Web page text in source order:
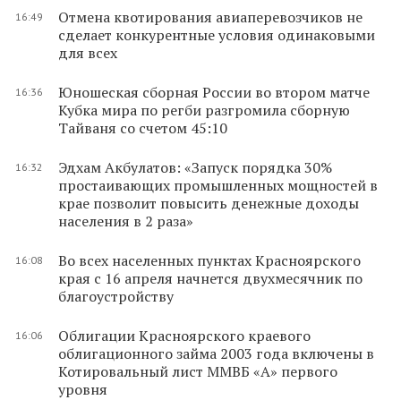
16:49
Отмена квотирования авиаперевозчиков не
сделает конкурентные условия одинаковыми
для всех
16:36
Юношеская сборная России во втором матче
Кубка мира по регби разгромила сборную
Тайваня со счетом 45:10
16:32
Эдхам Акбулатов: «Запуск порядка 30%
простаивающих промышленных мощностей в
крае позволит повысить денежные доходы
населения в 2 раза»
16:08
Во всех населенных пунктах Красноярского
края с 16 апреля начнется двухмесячник по
благоустройству
16:06
Облигации Красноярского краевого
облигационного займа 2003 года включены в
Котировальный лист ММВБ «А» первого
уровня